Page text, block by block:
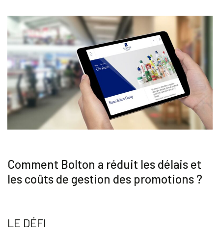
Contacts
Akeron Corporate
Community
FR
Comment Bolton a réduit les délais et
les coûts de gestion des promotions ?
LE DÉFI